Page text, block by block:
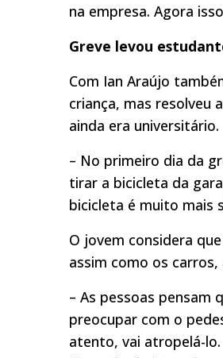
na empresa. Agora
Greve levou
Com Ian Araújo
criança, mas resolveu
ainda era universitário.
– No primeiro dia da
tirar a bicicleta da
bicicleta é muito mais
O jovem considera
assim como os
– As pessoas pensam
preocupar com o
atento, vai atropelá-